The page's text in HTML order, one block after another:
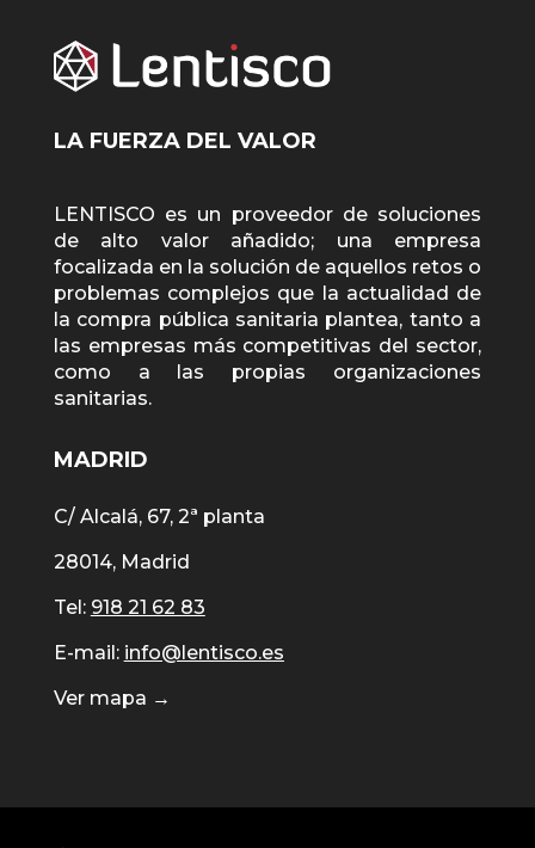
LA FUERZA DEL VALOR
LENTISCO es un proveedor de soluciones
de alto valor añadido; una empresa
focalizada en la solución de aquellos retos o
problemas complejos que la actualidad de
la compra pública sanitaria plantea, tanto a
las empresas más competitivas del sector,
como a las propias organizaciones
sanitarias.
MADRID
C/ Alcalá, 67, 2ª planta
28014, Madrid
Tel: 918 21 62 83
E-mail: info@lentisco.es
Ver mapa →